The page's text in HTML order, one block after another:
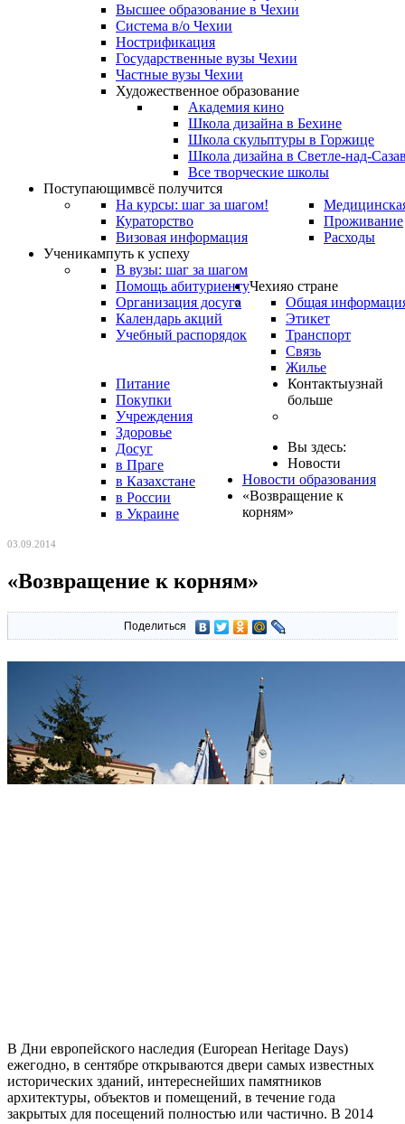
Высшее образование в Чехии
Система в/о Чехии
Нострификация
Государственные вузы Чехии
Частные вузы Чехии
Художественное образование
Академия кино
Школа дизайна в Бехине
Школа скульптуры в Горжице
Школа дизайна в Светле-над-
Все творческие школы
Поступающимвсё получится
На курсы: шаг за шагом!
Кураторство
Визовая информация
Проживание
Расходы
Ученикампуть к успеху
В вузы: шаг за шагом
Помощь абитуриенту
Организация досуга
Календарь акций
Учебный распорядок
Чехияо стране
Общая
Этикет
Транспорт
Связь
Жилье
Питание
Покупки
Учреждения
Здоровье
Досуг
Контактыузнай
больше
в Праге
в Казахстане
в России
в Украине
Вы здесь:
Новости
Новости образования
«Возвращение к
корням»
03.09.2014
«Возвращение к корням»
Поделиться
В Дни европейского наследия (European Heritage Days)
ежегодно, в сентябре открываются двери самых известных
исторических зданий, интереснейших памятников
архитектуры, объектов и помещений, в течение года
закрытых для посещений полностью или частично. В 2014